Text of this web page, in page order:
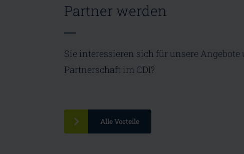
Partner werden
Sie interessieren sich für unsere
Partnerschaft im CDI?
Alle Vorteile